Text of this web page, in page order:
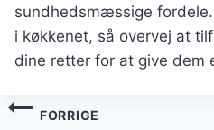
sundhedsmæssige
i køkkenet, så overvej at
dine retter for at give dem
FORRIGE